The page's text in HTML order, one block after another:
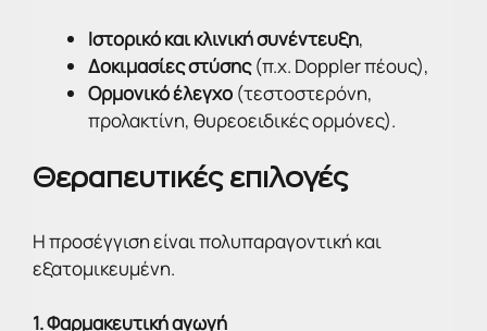
Ιστορικό και κλινική συνέντευξη,
Δοκιμασίες στύσης(π.χ. Doppler πέους),
Ορμονικό έλεγχο (τεστοστερόνη,
προλακτίνη, θυρεοειδικές ορμόνες).
Θεραπευτικές επιλογές
Η προσέγγιση είναι πολυπαραγοντική και
εξατομικευμένη.
1. Φαρμακευτική αγωγή